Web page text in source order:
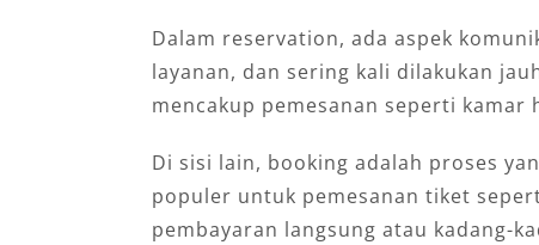
Dalam reservation, ada aspek
layanan, dan sering kali dilakukan
mencakup pemesanan seperti kamar
Di sisi lain, booking adalah proses
populer untuk pemesanan tiket
pembayaran langsung atau kadang-